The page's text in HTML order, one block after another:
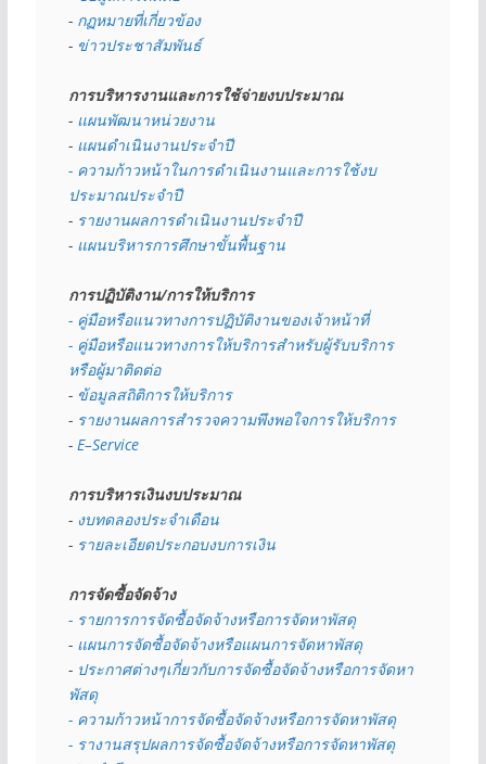
- กฏหมายที่เกี่ยวข้อง
- ข่าวประชาสัมพันธ์
การบริหารงานและการใช้จ่ายงบประมาณ
- แผนพัฒนาหน่วยงาน
- แผนดำเนินงานประจำปี
- ความก้าวหน้าในการดำเนินงานและการใช้งบ
ประมาณประจำปี
- รายงานผลการดำเนินงานประจำปี
- แผนบริหารการศึกษาขั้นพื้นฐาน
การปฏิบัติงาน/การให้บริการ
- คู่มือหรือแนวทางการปฏิบัติงานของเจ้าหน้าที่
- คู่มือหรือแนวทางการให้บริการสำหรับผู้รับบริการ
หรือผู้มาติดต่อ
- ข้อมูลสถิติการให้บริการ
- รายงานผลการสำรวจความพึงพอใจการให้บริการ
- E–Service
การบริหารเงินงบประมาณ
- งบทดลองประจำเดือน
- รายละเอียดประกอบงบการเงิน
การจัดซื้อจัดจ้าง
- รายการการจัดซื้อจัดจ้างหรือการจัดหาพัสดุ
- แผนการจัดซื้อจัดจ้างหรือแผนการจัดหาพัสดุ
- ประกาศต่างๆเกี่ยวกับการจัดซื้อจัดจ้างหรือการจัดหา
พัสดุ
- ความก้าวหน้าการจัดซื้อจัดจ้างหรือการจัดหาพัสดุ
- รางานสรุปผลการจัดซื้อจัดจ้างหรือการจัดหาพัสดุ